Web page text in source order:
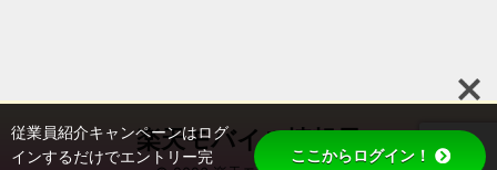
楽天モバイル情報局
従業員紹介キャンペーンはログ
インするだけでエントリー完
ここからログイン！